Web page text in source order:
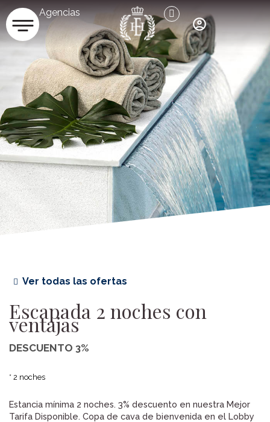
Agencias
Ver todas las ofertas
Escapada 2 noches con
ventajas
DESCUENTO 3%
2 noches
Estancia mínima 2 noches. 3% descuento en nuestra Mejor
Tarifa Disponible. Copa de cava de bienvenida en el Lobby